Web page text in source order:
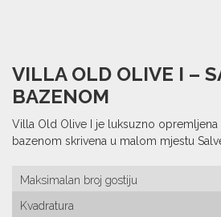
VILLA OLD OLIVE I –
BAZENOM
Villa Old Olive I je luksuzno opremljena
bazenom skrivena u malom mjestu
Maksimalan broj gostiju
Kvadratura